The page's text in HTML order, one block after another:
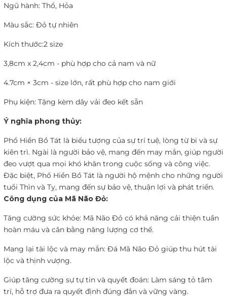
Ngũ hành: Thổ, Hỏa
Màu sắc: Đỏ tự nhiên
Kích thước:2 size
3,8cm x 2,4cm - phù hợp cho cả nam và nữ
4.7cm × 3cm - size lớn, rất phù hợp cho nam giới
Phụ kiện: Tặng kèm dây vải đeo kết sẵn
Ý nghĩa phong thủy:
Phổ Hiền Bồ Tát là biểu tượng của sự trí tuệ, lòng từ bi và sự
kiên trì. Ngài là người bảo vệ, mang đến may mắn, giúp người
đeo vượt qua mọi khó khăn trong cuộc sống và công việc.
Đặc biệt, Phổ Hiền Bồ Tát là người hộ mệnh cho những người
tuổi Thìn và Tỵ, mang đến sự bảo vệ, thuận lợi và phát triển.
Công dụng của Mã Não Đỏ:
Tăng cường sức khỏe: Mã Não Đỏ có khả năng cải thiện tuần
hoàn máu và cân bằng năng lượng cơ thể.
Mang lại tài lộc và may mắn: Đá Mã Não Đỏ giúp thu hút tài
lộc và thịnh vượng.
Giúp tăng cường sự tự tin và quyết đoán: Làm sáng tỏ tâm
trí, hỗ trợ đưa ra quyết định đúng đắn và vững vàng.